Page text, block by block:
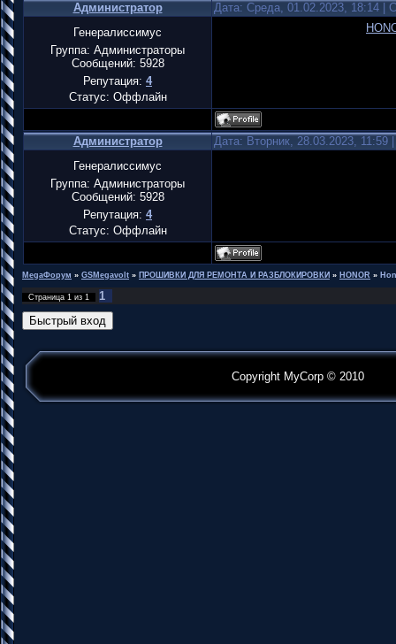
Администратор
Дата: Среда, 01.02.2023, 18:14 |
Генералиссимус
Группа: Администраторы
Сообщений: 5928
Репутация: 4
Статус: Оффлайн
Администратор
Дата: Вторник, 28.03.2023,
Генералиссимус
Группа: Администраторы
Сообщений: 5928
Репутация: 4
Статус: Оффлайн
MegaФорум » GSMegavolt » ПРОШИВКИ ДЛЯ РЕМОНТА И РАЗБЛОКИРОВКИ » HONOR »
Страница 1 из 1 1
Copyright MyCorp © 2010